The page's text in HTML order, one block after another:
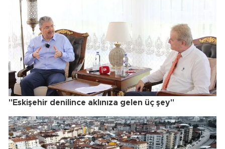
"Eskişehir denilince aklınıza gelen üç şey"